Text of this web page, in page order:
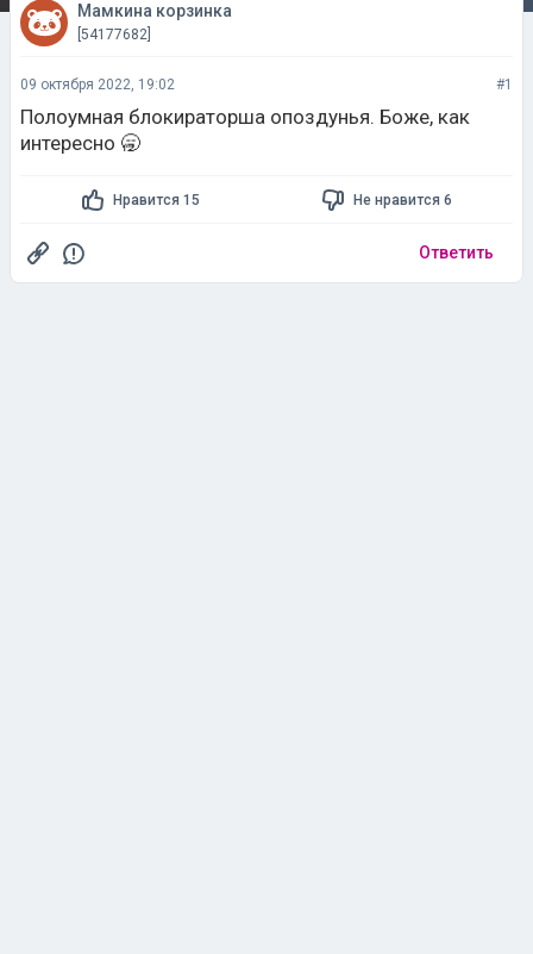
Мамкина корзинка
[54177682]
09 октября 2022, 19:02 #1
Полоумная блокираторша опоздунья. Боже, как
интересно 🥱
Нравится 15 Не нравится 6
Ответить